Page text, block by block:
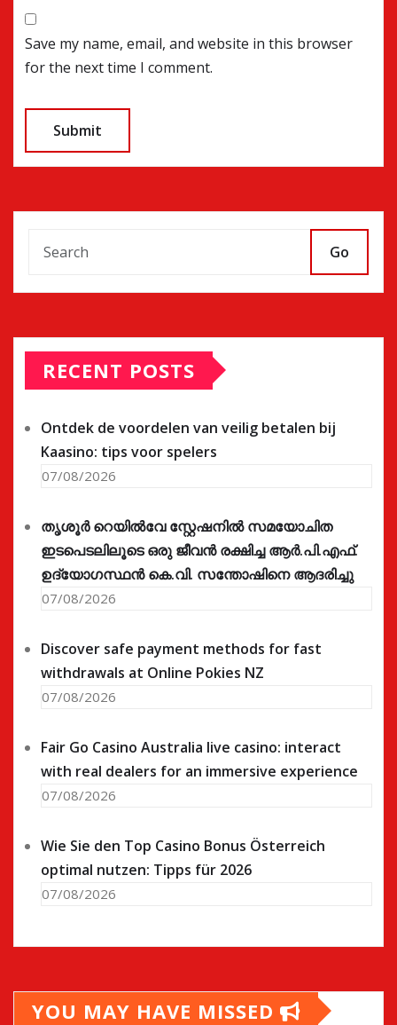
Save my name, email, and website in this browser
for the next time I comment.
Go
RECENT POSTS
Ontdek de voordelen van veilig betalen bij
Kaasino: tips voor spelers
07/08/2026
തൃശൂർ റെയിൽവേ സ്റ്റേഷനിൽ സമയോചിത
ഇടപെടലിലൂടെ ഒരു ജീവൻ രക്ഷിച്ച ആർ.പി.എഫ്.
ഉദ്യോഗസ്ഥൻ കെ.വി. സന്തോഷിനെ ആദരിച്ചു
07/08/2026
Discover safe payment methods for fast
withdrawals at Online Pokies NZ
07/08/2026
Fair Go Casino Australia live casino: interact
with real dealers for an immersive experience
07/08/2026
Wie Sie den Top Casino Bonus Österreich
optimal nutzen: Tipps für 2026
07/08/2026
YOU MAY HAVE MISSED